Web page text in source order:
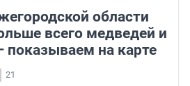
области
всего медведей и
показываем на карте
21